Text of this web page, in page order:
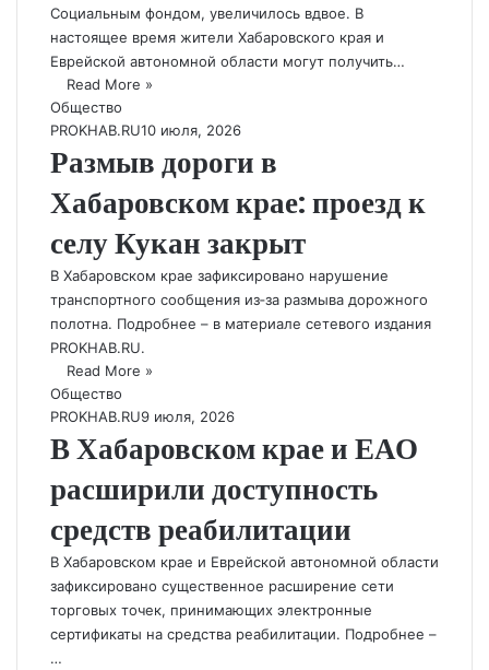
Социальным фондом, увеличилось вдвое. В
настоящее время жители Хабаровского края и
Еврейской автономной области могут получить…
Read More »
Общество
PROKHAB.RU10 июля, 2026
Размыв дороги в
Хабаровском крае: проезд к
селу Кукан закрыт
В Хабаровском крае зафиксировано нарушение
транспортного сообщения из‑за размыва дорожного
полотна. Подробнее – в материале сетевого издания
PROKHAB.RU.
Read More »
Общество
PROKHAB.RU9 июля, 2026
В Хабаровском крае и ЕАО
расширили доступность
средств реабилитации
В Хабаровском крае и Еврейской автономной области
зафиксировано существенное расширение сети
торговых точек, принимающих электронные
сертификаты на средства реабилитации. Подробнее –
…